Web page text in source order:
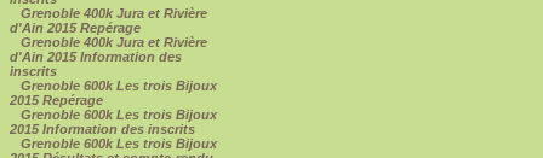
Grenoble 400k Jura et Rivière
d'Ain 2015 Repérage
Grenoble 400k Jura et Rivière
d'Ain 2015 Information des
inscrits
Grenoble 600k Les trois Bijoux
2015 Repérage
Grenoble 600k Les trois Bijoux
2015 Information des inscrits
Grenoble 600k Les trois Bijoux